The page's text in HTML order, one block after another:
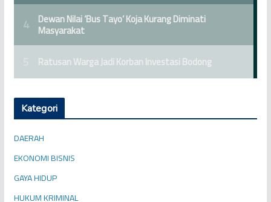
Kategori
DAERAH
EKONOMI BISNIS
GAYA HIDUP
HUKUM KRIMINAL